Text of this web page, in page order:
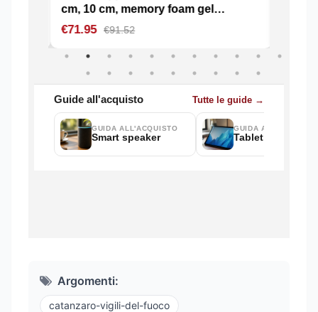
Argomenti:
catanzaro-vigili-del-fuoco